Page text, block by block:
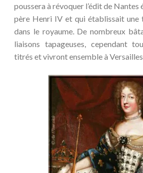
poussera à révoquer l’édit de
père Henri IV et qui établissait une
dans le royaume. De nombreux
liaisons tapageuses, cependant
titrés et vivront ensemble à Versailles.